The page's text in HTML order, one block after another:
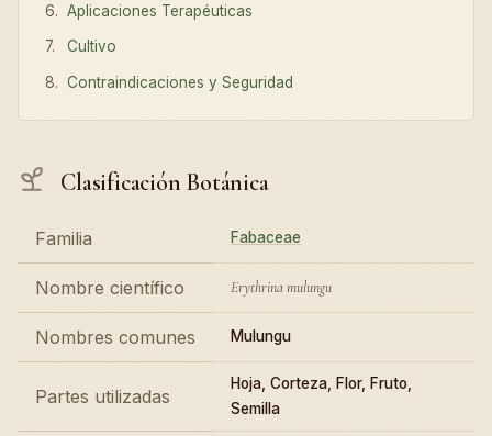
Aplicaciones Terapéuticas
Cultivo
Contraindicaciones y Seguridad
Clasificación Botánica
Familia Fabaceae
Nombre científico Erythrina mulungu
Nombres comunes Mulungu
Partes utilizadas
Hoja, Corteza, Flor, Fruto,
Semilla